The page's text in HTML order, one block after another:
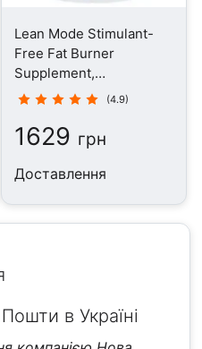
Lean Mode Stimulant-
Free Fat Burner
Supplement,
Жироспалювачі, 150
(4.9)
1629 грн
Доставлення
в Україні